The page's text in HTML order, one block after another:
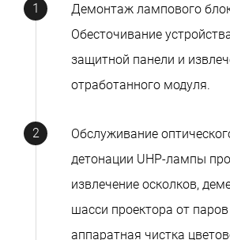
Демонтаж лампового
Обесточивание
защитной панели и
отработанного модуля.
Обслуживание
детонации UHP-лампы
извлечение осколков,
шасси проектора от паров
аппаратная чистка